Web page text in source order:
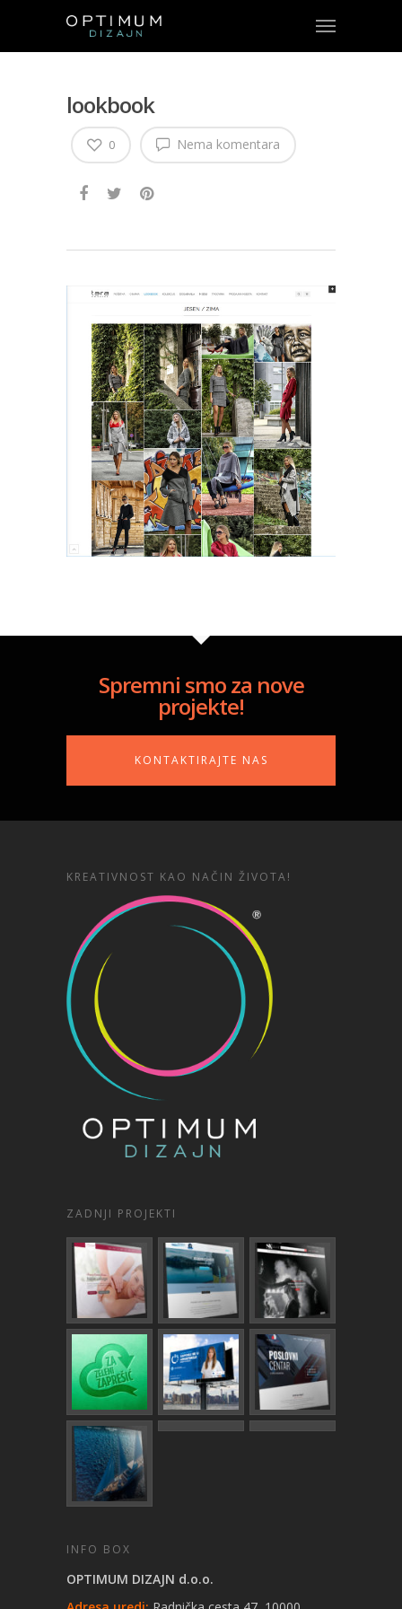
lookbook
Nema komentara
0
Spremni smo za nove
projekte!
KONTAKTIRAJTE NAS
KREATIVNOST KAO NAČIN ŽIVOTA!
ZADNJI PROJEKTI
INFO BOX
OPTIMUM DIZAJN d.o.o.